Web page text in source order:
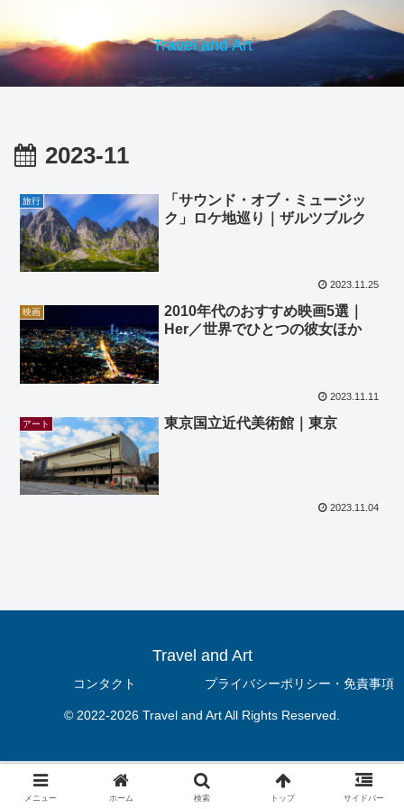
Travel and Art
2023-11
旅行
「サウンド・オブ・ミュージッ
ク」ロケ地巡り｜ザルツブルク
2023.11.25
映画
2010年代のおすすめ映画5選｜
Her／世界でひとつの彼女ほか
2023.11.11
アート 東京国立近代美術館｜東京
2023.11.04
Travel and Art
コンタクト プライバシーポリシー・免責事項
© 2022-2026 Travel and Art All Rights Reserved.
メニュー ホーム 検索 トップ サイドバー